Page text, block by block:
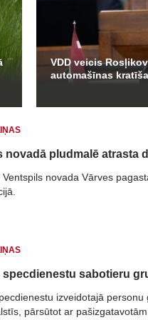
VDD veicis
automašīnas
novadā pludmalē atrasta
novada Vārves
specdienestu sabotieru
izveidotajā
pārsūtot ar